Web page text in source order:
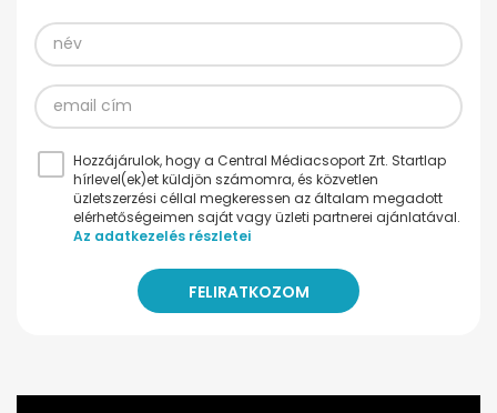
Hozzájárulok, hogy a Central Médiacsoport Zrt. Startlap
hírlevel(ek)et küldjön számomra, és közvetlen
üzletszerzési céllal megkeressen az általam megadott
elérhetőségeimen saját vagy üzleti partnerei ajánlatával.
Az adatkezelés részletei